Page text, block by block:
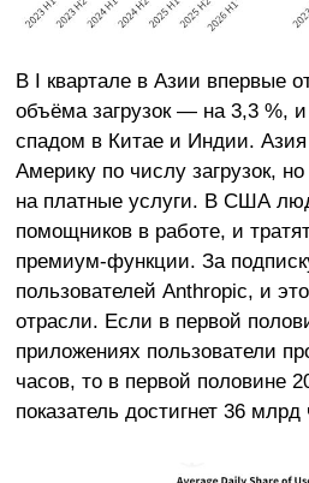
В I квартале в Азии впервые
объёма загрузок — на 3,3 %,
спадом в Китае и Индии.
Америку по числу загрузок,
на платные услуги. В США
помощников в работе, и
премиум-функции. За
пользователей Anthropic, и
отрасли. Если в первой
приложениях пользователи
часов, то в первой половине
показатель достигнет 36 млрд